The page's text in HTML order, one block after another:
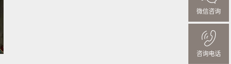
微信咨询
咨询电话